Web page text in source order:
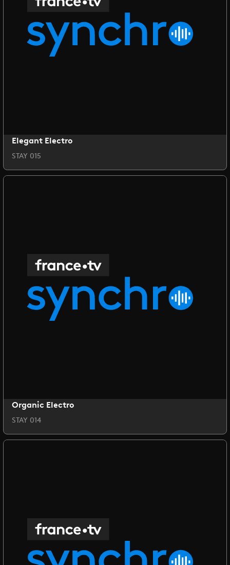
Elegant Electro
STAY 015
Organic Electro
STAY 014